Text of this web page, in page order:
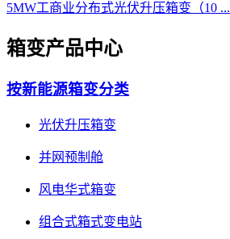
5MW工商业分布式光伏升压箱变（10 ...
箱变产品中心
按新能源箱变分类
光伏升压箱变
并网预制舱
风电华式箱变
组合式箱式变电站